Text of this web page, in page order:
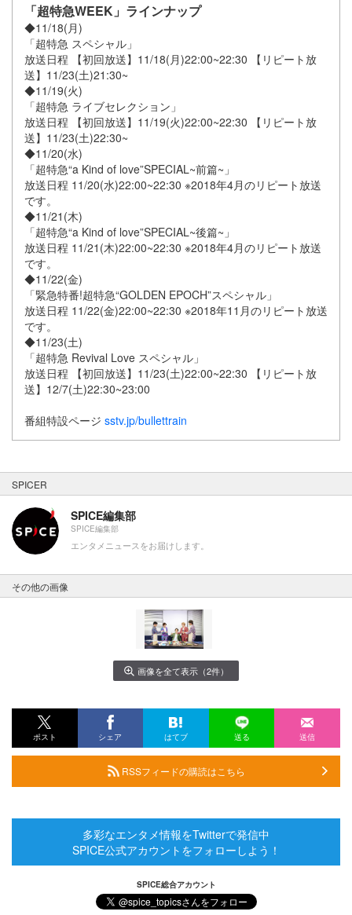
「超特急WEEK」ラインナップ
◆11/18(月)
「超特急 スペシャル」
放送日程 【初回放送】11/18(月)22:00~22:30 【リピート放
送】11/23(土)21:30~
◆11/19(火)
「超特急 ライブセレクション」
放送日程 【初回放送】11/19(火)22:00~22:30 【リピート放
送】11/23(土)22:30~
◆11/20(水)
「超特急“a Kind of love”SPECIAL~前篇~」
放送日程 11/20(水)22:00~22:30 ※2018年4月のリピート放送
です。
◆11/21(木)
「超特急“a Kind of love”SPECIAL~後篇~」
放送日程 11/21(木)22:00~22:30 ※2018年4月のリピート放送
です。
◆11/22(金)
「緊急特番!超特急“GOLDEN EPOCH”スペシャル」
放送日程 11/22(金)22:00~22:30 ※2018年11月のリピート放送
です。
◆11/23(土)
「超特急 Revival Love スペシャル」
放送日程 【初回放送】11/23(土)22:00~22:30 【リピート放
送】12/7(土)22:30~23:00
番組特設ページ sstv.jp/bullettrain
SPICER
SPICE編集部
SPICE編集部
エンタメニュースをお届けします。
その他の画像
画像を全て表示（2件）
ポスト シェア はてブ 送る 送信
RSSフィードの購読はこちら
多彩なエンタメ情報をTwitterで発信中
SPICE公式アカウントをフォローしよう！
SPICE総合アカウント